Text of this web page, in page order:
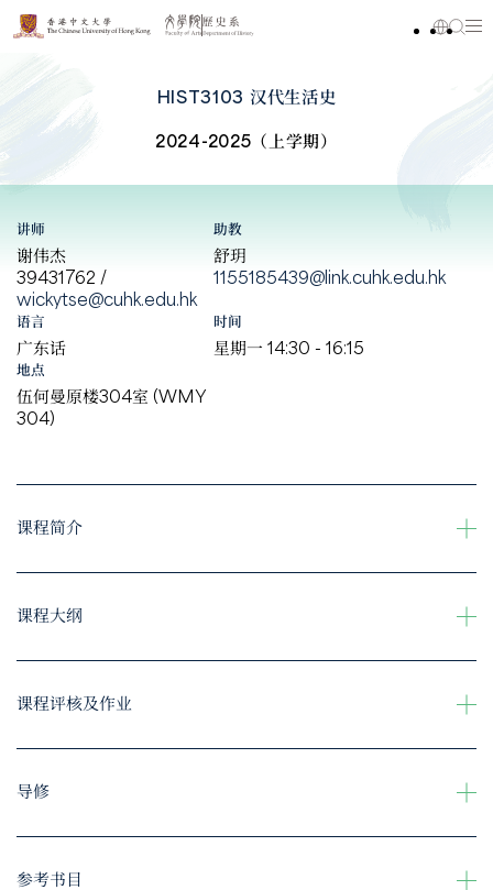
HIST3103 汉代生活史
2024-2025（上学期）
讲师
谢伟杰
39431762 /
wickytse@cuhk.edu.hk
助教
舒玥
1155185439@link.cuhk.edu.hk
语言
广东话
时间
星期一 14:30 - 16:15
地点
伍何曼原楼304室 (WMY
304)
课程简介
课程大纲
课程评核及作业
导修
参考书目